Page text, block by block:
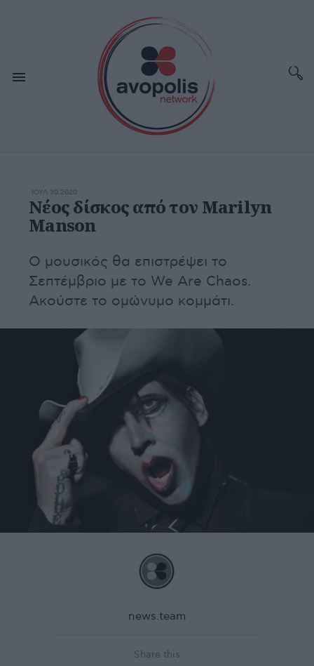
ΙΟΥΛ 30,2020
Νέος δίσκος από τον Marilyn
Manson
Ο μουσικός θα επιστρέψει το
Σεπτέμβριο με το We Are Chaos.
Ακούστε το ομώνυμο κομμάτι.
news.team
Share this